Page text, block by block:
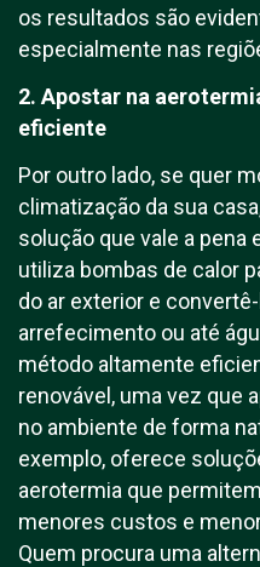
os resultados são
especialmente nas
2. Apostar na
eficiente
Por outro lado, se quer
climatização da sua
solução que vale a pena
utiliza bombas de calor
do ar exterior e
arrefecimento ou até
método altamente
renovável, uma vez que
no ambiente de forma
exemplo, oferece
aerotermia que
menores custos e
Quem procura uma